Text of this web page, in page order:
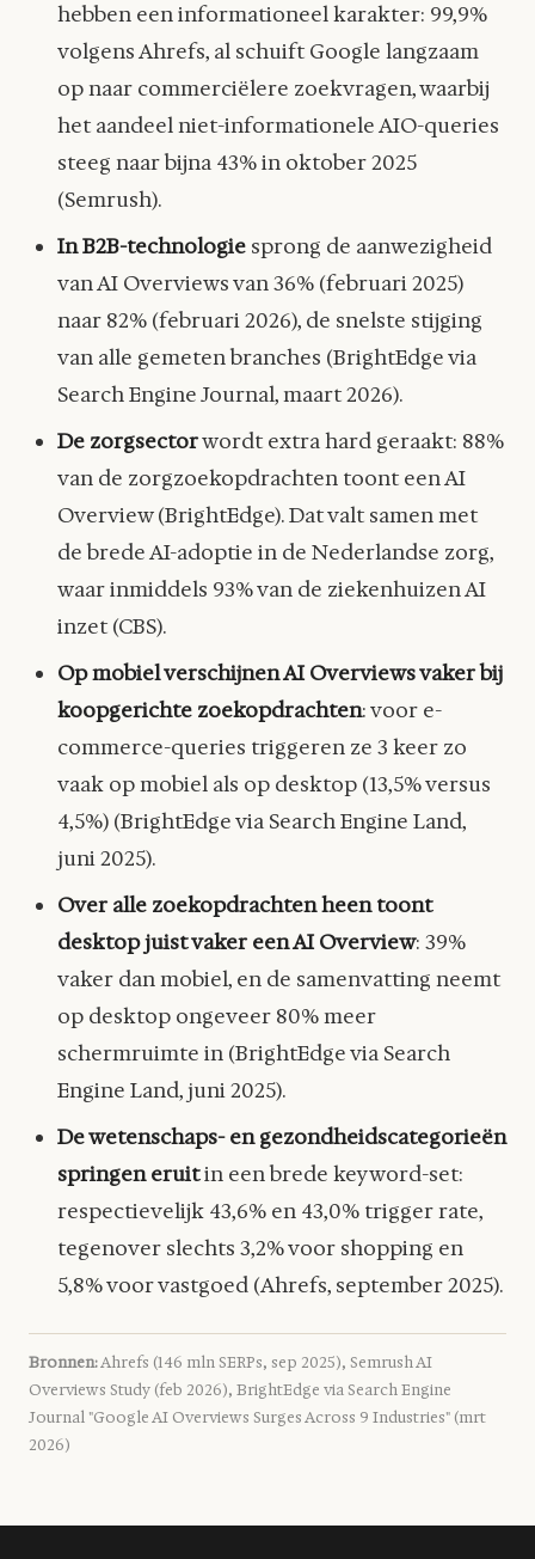
hebben een informationeel karakter: 99,9%
volgens Ahrefs, al schuift Google langzaam
op naar commerciëlere zoekvragen, waarbij
het aandeel niet-informationele AIO-queries
steeg naar bijna 43% in oktober 2025
(Semrush).
In B2B-technologie sprong de aanwezigheid
van AI Overviews van 36% (februari 2025)
naar 82% (februari 2026), de snelste stijging
van alle gemeten branches (BrightEdge via
Search Engine Journal, maart 2026).
De zorgsectorwordt extra hard geraakt: 88%
van de zorgzoekopdrachten toont een AI
Overview (BrightEdge). Dat valt samen met
de brede AI-adoptie in de Nederlandse zorg,
waar inmiddels 93% van de ziekenhuizen AI
inzet (CBS).
Op mobiel verschijnen AI Overviews vaker bij
koopgerichte zoekopdrachten: voor e-
commerce-queries triggeren ze 3 keer zo
vaak op mobiel als op desktop (13,5% versus
4,5%) (BrightEdge via Search Engine Land,
juni 2025).
Over alle zoekopdrachten heen toont
desktop juist vaker een AI Overview: 39%
vaker dan mobiel, en de samenvatting neemt
op desktop ongeveer 80% meer
schermruimte in (BrightEdge via Search
Engine Land, juni 2025).
De wetenschaps- en gezondheidscategorieën
springen eruitin een brede keyword-set:
respectievelijk 43,6% en 43,0% trigger rate,
tegenover slechts 3,2% voor shopping en
5,8% voor vastgoed (Ahrefs, september 2025).
Bronnen:Ahrefs (146 mln SERPs, sep 2025), Semrush AI
Overviews Study (feb 2026), BrightEdge via Search Engine
Journal "Google AI Overviews Surges Across 9 Industries" (mrt
2026)